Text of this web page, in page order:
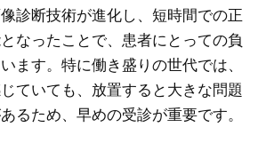
診断技術が進化し、短時間での正
なったことで、患者にとっての負
ます。特に働き盛りの世代では、
ていても、放置すると大きな問題
るため、早めの受診が重要です。